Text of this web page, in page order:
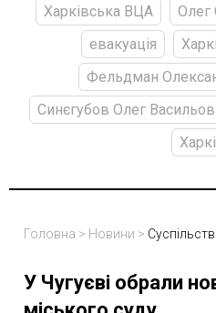
Харківська ВЦА Олег
евакуація
Фельдман
Синєгубов Олег
Головна > Новини >
У Чугуєві обрали